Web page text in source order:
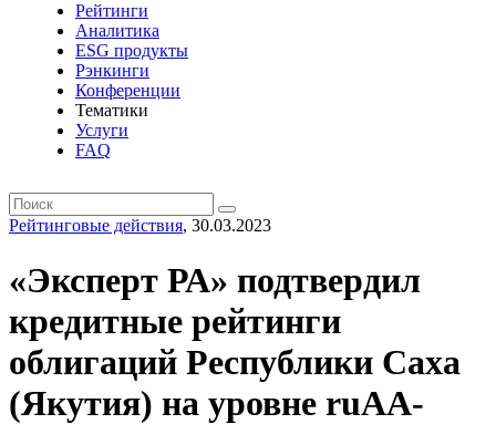
Рейтинги
Аналитика
ESG продукты
Рэнкинги
Конференции
Тематики
Услуги
FAQ
Рейтинговые действия, 30.03.2023
«Эксперт РА» подтвердил
кредитные рейтинги
облигаций Республики Саха
(Якутия) на уровне ruAA-